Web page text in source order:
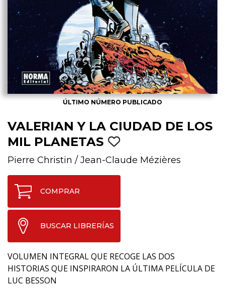
ÚLTIMO NÚMERO PUBLICADO
VALERIAN Y LA CIUDAD DE LOS
MIL PLANETAS
Pierre Christin /Jean-Claude Mézières
COMPRAR
BUSCAR LIBRERÍAS
VOLUMEN INTEGRAL QUE RECOGE LAS DOS
HISTORIAS QUE INSPIRARON LA ÚLTIMA PELÍCULA DE
LUC BESSON